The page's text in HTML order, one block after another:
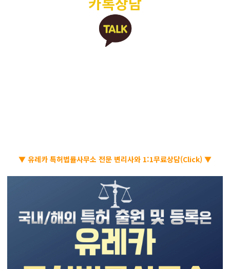
▼ 유레카 특허법률사무소 전문 변리사와 1:1무료상담(Click) ▼